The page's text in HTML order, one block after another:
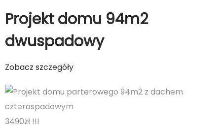
Projekt domu 94m2
dwuspadowy
Zobacz szczegóły
3490zł !!!